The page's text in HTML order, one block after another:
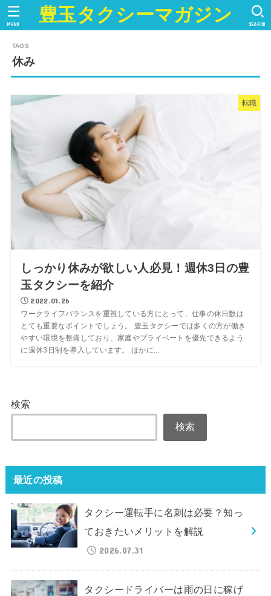
豊玉タクシーマガジン SEARCH
MENU
休み
転職
しっかり休みが欲しい人必見！週休3日の豊
玉タクシーを紹介
2022.01.26
ワークライフバランスを重視している方にとって、仕事の休日数は
とても重要なポイントでしょう。 豊玉タクシーでは多くの方が働き
やすい環境を整備しており、家庭やプライベートを優先できるよう
に週休3日制を導入しています。 ほかに...
検索
検索
最近の投稿
タクシー運転手に名刺は必要？知っ
ておきたいメリットを解説
2026.07.31
タクシードライバーは雨の日に稼げ